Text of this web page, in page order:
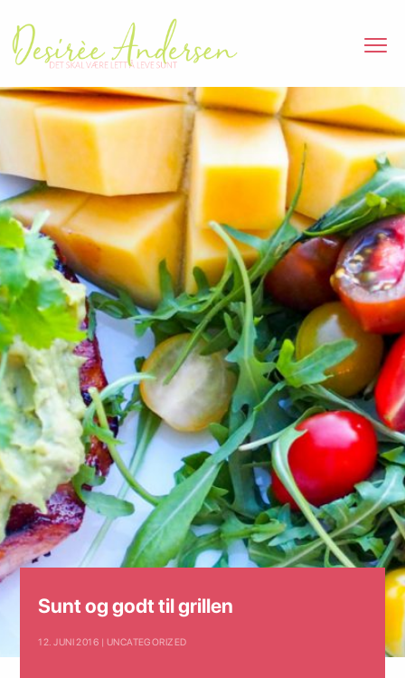
Sunt og godt til grillen
12. JUNI 2016 | UNCATEGORIZED